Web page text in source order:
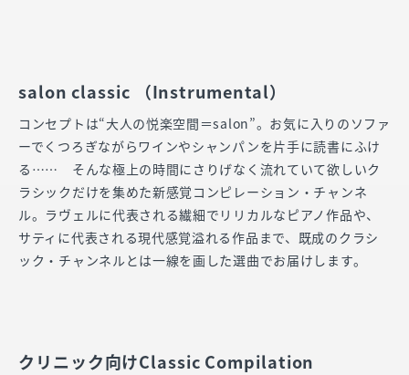
salon classic （Instrumental）
コンセプトは“大人の悦楽空間＝salon”。お気に入りのソファ
ーでくつろぎながらワインやシャンパンを片手に読書にふけ
る…… そんな極上の時間にさりげなく流れていて欲しいク
ラシックだけを集めた新感覚コンピレーション・チャンネ
ル。ラヴェルに代表される繊細でリリカルなピアノ作品や、
サティに代表される現代感覚溢れる作品まで、既成のクラシ
ック・チャンネルとは一線を画した選曲でお届けします。
クリニック向けClassic Compilation